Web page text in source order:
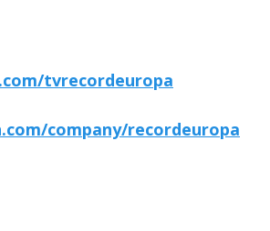
tvrecordeuropa
company/recordeuropa